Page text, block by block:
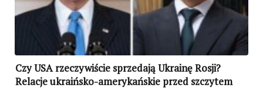
Czy USA rzeczywiście sprzedają Ukrainę Rosji?
Relacje ukraińsko-amerykańskie przed szczytem